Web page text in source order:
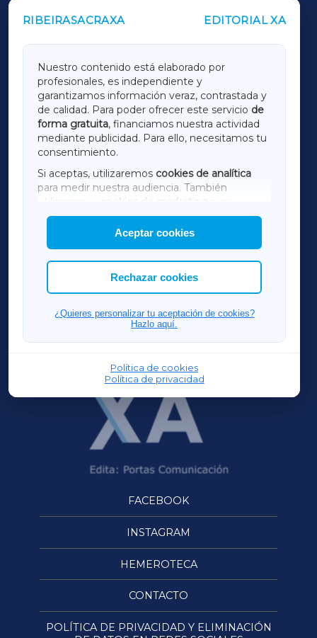
RIBEIRASACRAXA EDITORIAL XA
Nuestro contenido está elaborado por
profesionales, es independiente y
garantizamos información veraz, contrastada y
de calidad. Para poder ofrecer este servicio de
forma gratuita, financiamos nuestra actividad
mediante publicidad. Para ello, necesitamos tu
consentimiento.
Si aceptas, utilizaremos cookies de analítica
para medir nuestra audiencia. También
utilizaremos
cookies de marketing
mostrar publicidad de terceros.
Asimismo, puedes personalizar la elección de
las cookies que deseas permitir.
Aceptar cookies
Rechazar cookies
¿Quieres personalizar tu aceptación de cookies?
Hazlo aquí.
Política de cookies
Política de privacidad
OUTROS PERIÓDICOS
LUGOXA
TERRACHAXA
AMARIÑAXA
RIBEIRASACRAXA
ACORUÑAXA
FERROLXA
OURENSEXA
FACEBOOK
INSTAGRAM
HEMEROTECA
CONTACTO
POLÍTICA DE PRIVACIDAD Y ELIMINACIÓN